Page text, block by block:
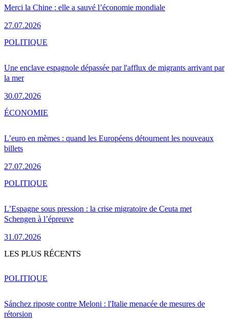
Merci la Chine : elle a sauvé l’économie mondiale
27.07.2026
Une enclave espagnole dépassée par l'afflux de migrants arrivant par
la mer
30.07.2026
POLITIQUE
L’euro en mèmes : quand les Européens détournent les nouveaux
billets
27.07.2026
ÉCONOMIE
L’Espagne sous pression : la crise migratoire de Ceuta met
Schengen à l’épreuve
31.07.2026
POLITIQUE
LES PLUS RÉCENTS
Sánchez riposte contre Meloni : l'Italie menacée de mesures de
rétorsion
POLITIQUE